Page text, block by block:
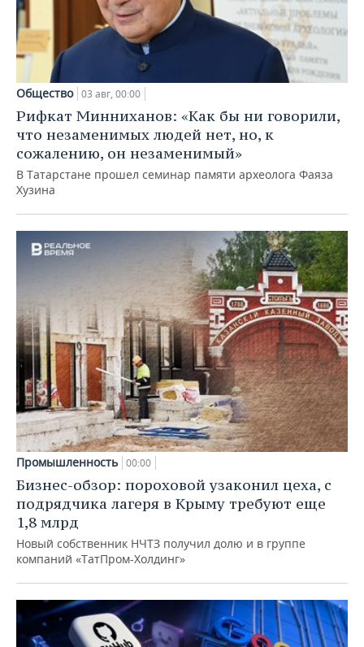
Общество 03 авг, 00:00
Рифкат Минниханов: «Как бы ни говорили,
что незаменимых людей нет, но, к
сожалению, он незаменимый»
В Татарстане прошел семинар памяти археолога Фаяза
Хузина
Промышленность 00:00
Бизнес-обзор: пороховой узаконил цеха, с
подрядчика лагеря в Крыму требуют еще
1,8 млрд
Новый собственник НЧТЗ получил долю и в группе
компаний «ТатПром-Холдинг»